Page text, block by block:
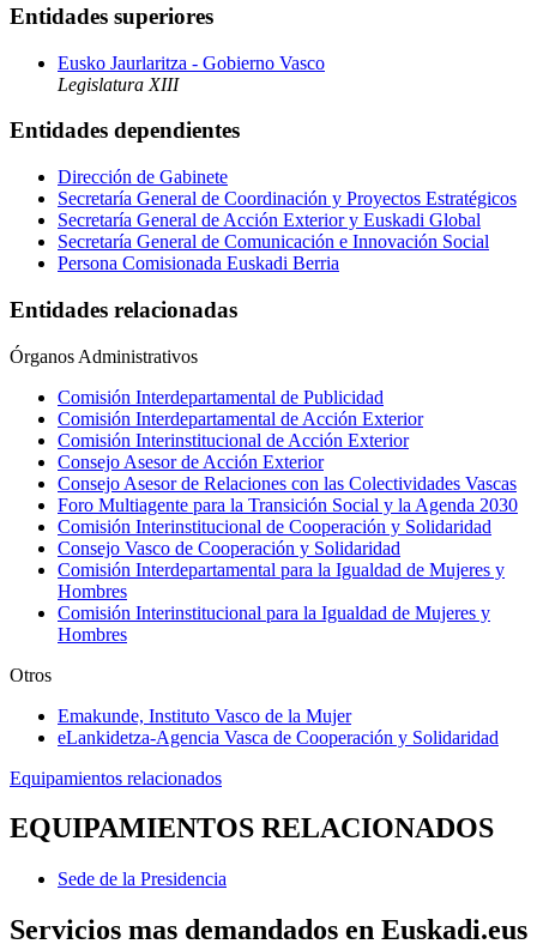
Entidades superiores
Eusko Jaurlaritza - Gobierno Vasco
Legislatura XIII
Entidades dependientes
Dirección de Gabinete
Secretaría General de Coordinación y Proyectos Estratégicos
Secretaría General de Acción Exterior y Euskadi Global
Secretaría General de Comunicación e Innovación Social
Persona Comisionada Euskadi Berria
Entidades relacionadas
Órganos Administrativos
Comisión Interdepartamental de Publicidad
Comisión Interdepartamental de Acción Exterior
Comisión Interinstitucional de Acción Exterior
Consejo Asesor de Acción Exterior
Consejo Asesor de Relaciones con las Colectividades Vascas
Foro Multiagente para la Transición Social y la Agenda 2030
Comisión Interinstitucional de Cooperación y Solidaridad
Consejo Vasco de Cooperación y Solidaridad
Comisión Interdepartamental para la Igualdad de Mujeres y
Hombres
Comisión Interinstitucional para la Igualdad de Mujeres y
Hombres
Otros
Emakunde, Instituto Vasco de la Mujer
eLankidetza-Agencia Vasca de Cooperación y Solidaridad
Equipamientos relacionados
EQUIPAMIENTOS RELACIONADOS
Sede de la Presidencia
Servicios mas demandados en Euskadi.eus